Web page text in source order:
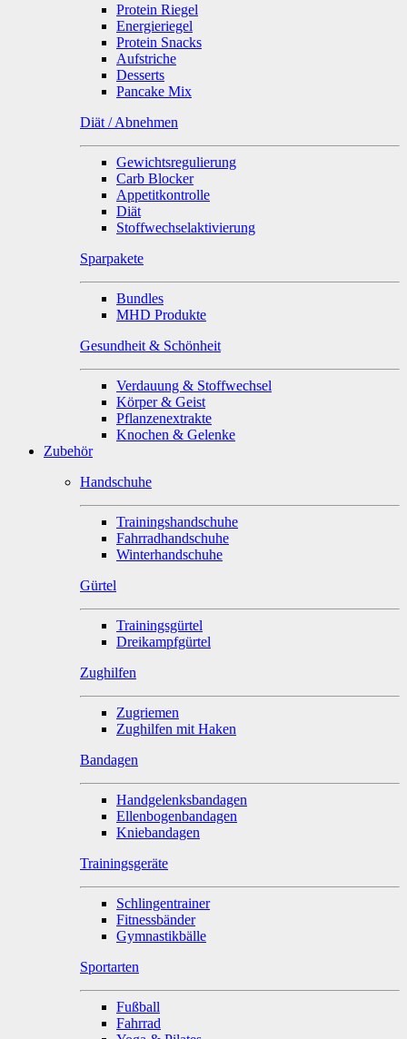
Protein Riegel
Energieriegel
Protein Snacks
Aufstriche
Desserts
Pancake Mix
Diät / Abnehmen
Gewichtsregulierung
Carb Blocker
Appetitkontrolle
Diät
Stoffwechselaktivierung
Sparpakete
Bundles
MHD Produkte
Gesundheit & Schönheit
Verdauung & Stoffwechsel
Körper & Geist
Pflanzenextrakte
Knochen & Gelenke
Zubehör
Handschuhe
Trainingshandschuhe
Fahrradhandschuhe
Winterhandschuhe
Gürtel
Trainingsgürtel
Dreikampfgürtel
Zughilfen
Zugriemen
Zughilfen mit Haken
Bandagen
Handgelenksbandagen
Ellenbogenbandagen
Kniebandagen
Trainingsgeräte
Schlingentrainer
Fitnessbänder
Gymnastikbälle
Sportarten
Fußball
Fahrrad